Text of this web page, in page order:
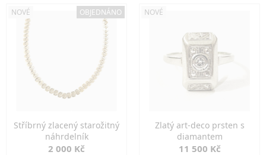
NOVÉ OBJEDNÁNO
Stříbrný zlacený starožitný
náhrdelník
2 000 Kč
NOVÉ
Zlatý art-deco prsten s
diamantem
11 500 Kč